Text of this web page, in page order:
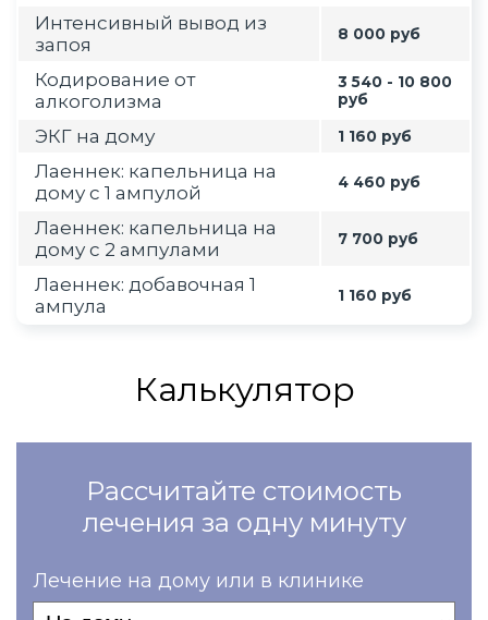
Интенсивный вывод из
запоя
8 000 руб
Кодирование от
алкоголизма
3 540 - 10 800
руб
ЭКГ на дому 1 160 руб
Лаеннек: капельница на
дому с 1 ампулой
4 460 руб
Лаеннек: капельница на
дому с 2 ампулами
7 700 руб
Лаеннек: добавочная 1
ампула
1 160 руб
Калькулятор
Рассчитайте стоимость
лечения за одну минуту
Лечение на дому или в клинике